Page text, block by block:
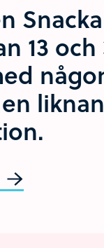
13 och